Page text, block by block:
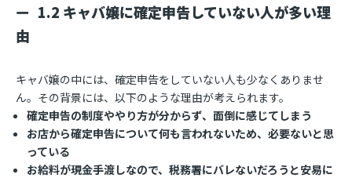
1.2 キャバ嬢に確定申告していない人が多い理
由
キャバ嬢の中には、確定申告をしていない人も少なくありませ
ん。その背景には、以下のような理由が考えられます。
確定申告の制度ややり方が分からず、面倒に感じてしまう
お店から確定申告について何も言われないため、必要ないと思
っている
お給料が現金手渡しなので、税務署にバレないだろうと安易に